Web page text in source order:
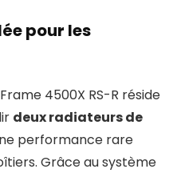
pour les
4500X RS-R réside
deux radiateurs de
performance rare
Grâce au système